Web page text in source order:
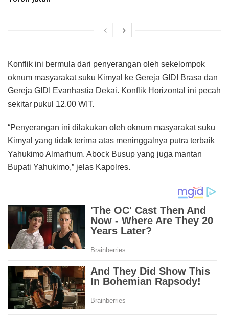
Konflik ini bermula dari penyerangan oleh sekelompok
oknum masyarakat suku Kimyal ke Gereja GIDI Brasa dan
Gereja GIDI Evanhastia Dekai. Konflik Horizontal ini pecah
sekitar pukul 12.00 WIT.
“Penyerangan ini dilakukan oleh oknum masyarakat suku
Kimyal yang tidak terima atas meninggalnya putra terbaik
Yahukimo Almarhum. Abock Busup yang juga mantan
Bupati Yahukimo,” jelas Kapolres.